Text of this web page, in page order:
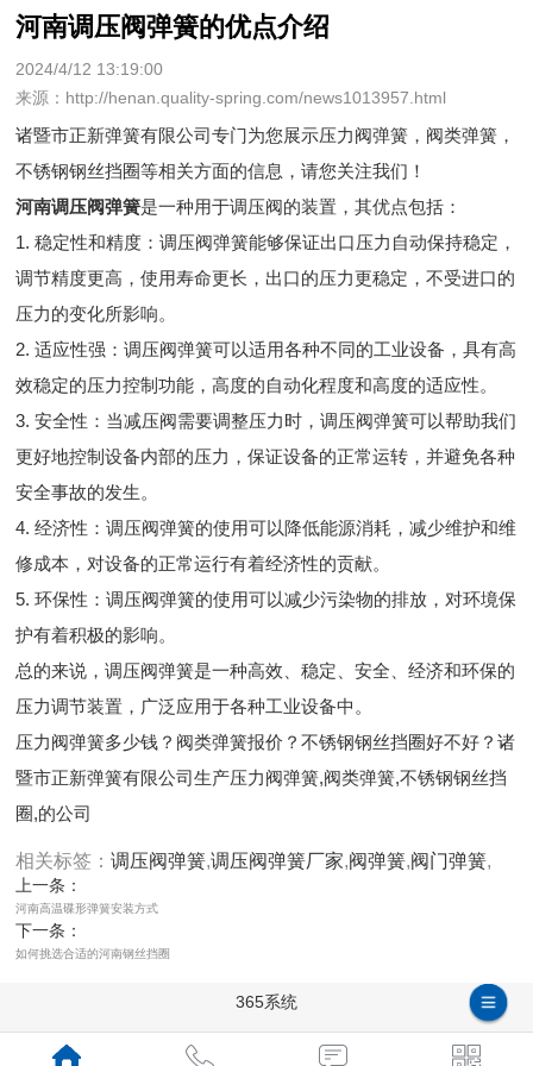
河南调压阀弹簧的优点介绍
2024/4/12 13:19:00
来源：http://henan.quality-spring.com/news1013957.html
诸暨市正新弹簧有限公司专门为您展示压力阀弹簧 ，阀类弹簧，
不锈钢钢丝挡圈等相关方面的信息，请您关注我们！
河南调压阀弹簧是一种用于调压阀的装置，其优点包括：
1. 稳定性和精度：调压阀弹簧能够保证出口压力自动保持稳定，
调节精度更高，使用寿命更长，出口的压力更稳定，不受进口的
压力的变化所影响。
2. 适应性强：调压阀弹簧可以适用各种不同的工业设备，具有高
效稳定的压力控制功能，高度的自动化程度和高度的适应性。
3. 安全性：当减压阀需要调整压力时，调压阀弹簧可以帮助我们
更好地控制设备内部的压力，保证设备的正常运转，并避免各种
安全事故的发生。
4. 经济性：调压阀弹簧的使用可以降低能源消耗，减少维护和维
修成本，对设备的正常运行有着经济性的贡献。
5. 环保性：调压阀弹簧的使用可以减少污染物的排放，对环境保
护有着积极的影响。
总的来说，调压阀弹簧是一种高效、稳定、安全、经济和环保的
压力调节装置，广泛应用于各种工业设备中。
压力阀弹簧多少钱？阀类弹簧报价？不锈钢钢丝挡圈好不好？诸
暨市正新弹簧有限公司生产压力阀弹簧,阀类弹簧,不锈钢钢丝挡
圈,的公司
相关标签：调压阀弹簧,调压阀弹簧厂家,阀弹簧,阀门弹簧,
上一条：
河南高温碟形弹簧安装方式
下一条：
如何挑选合适的河南钢丝挡圈
365系统